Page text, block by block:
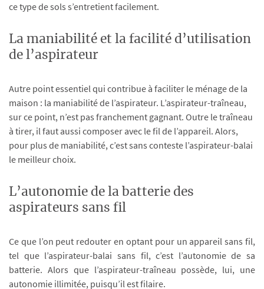
ce type de sols s’entretient facilement.
La maniabilité et la facilité d’utilisation
de l’aspirateur
Autre point essentiel qui contribue à faciliter le ménage de la
maison : la maniabilité de l’aspirateur. L’aspirateur-traîneau,
sur ce point, n’est pas franchement gagnant. Outre le traîneau
à tirer, il faut aussi composer avec le fil de l’appareil. Alors,
pour plus de maniabilité, c’est sans conteste l’aspirateur-balai
le meilleur choix.
L’autonomie de la batterie des
aspirateurs sans fil
Ce que l’on peut redouter en optant pour un appareil sans fil,
tel que l’aspirateur-balai sans fil, c’est l’autonomie de sa
batterie. Alors que l’aspirateur-traîneau possède, lui, une
autonomie illimitée, puisqu’il est filaire.